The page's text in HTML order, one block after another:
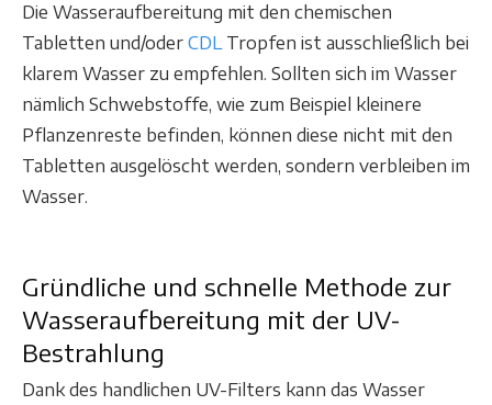
Die Wasseraufbereitung mit den chemischen
Tabletten und/oder CDLTropfen ist ausschließlich bei
klarem Wasser zu empfehlen. Sollten sich im Wasser
nämlich Schwebstoffe, wie zum Beispiel kleinere
Pflanzenreste befinden, können diese nicht mit den
Tabletten ausgelöscht werden, sondern verbleiben im
Wasser.
Gründliche und schnelle Methode zur
Wasseraufbereitung mit der UV-
Bestrahlung
Dank des handlichen UV-Filters kann das Wasser